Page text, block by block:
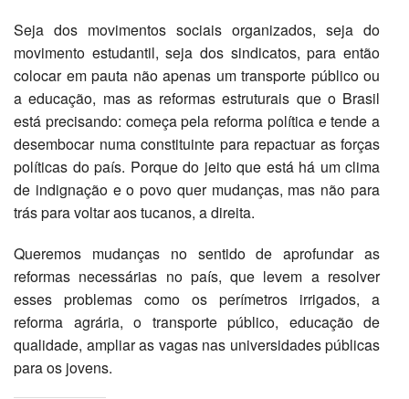
Seja dos movimentos sociais organizados, seja do
movimento estudantil, seja dos sindicatos, para então
colocar em pauta não apenas um transporte público ou
a educação, mas as reformas estruturais que o Brasil
está precisando: começa pela reforma política e tende a
desembocar numa constituinte para repactuar as forças
políticas do país. Porque do jeito que está há um clima
de indignação e o povo quer mudanças, mas não para
trás para voltar aos tucanos, a direita.
Queremos mudanças no sentido de aprofundar as
reformas necessárias no país, que levem a resolver
esses problemas como os perímetros irrigados, a
reforma agrária, o transporte público, educação de
qualidade, ampliar as vagas nas universidades públicas
para os jovens.